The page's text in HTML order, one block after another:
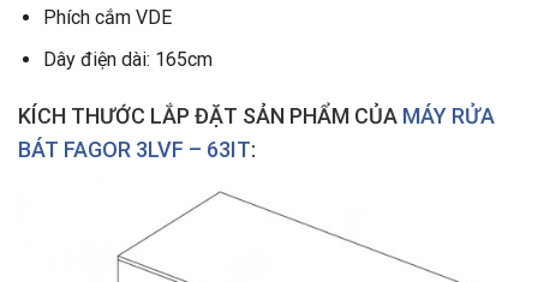
Phích cắm VDE
Dây điện dài: 165cm
KÍCH THƯỚC LẮP ĐẶT SẢN PHẨM CỦA MÁY RỬA
BÁT FAGOR 3LVF – 63IT: